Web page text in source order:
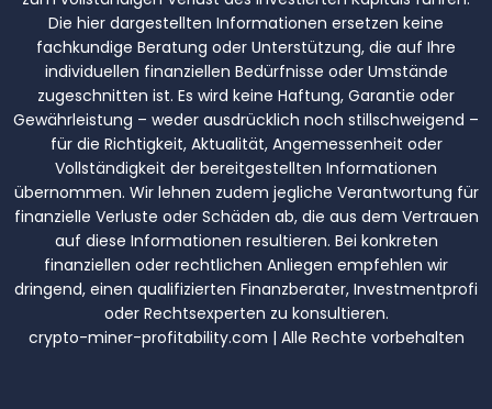
Die hier dargestellten Informationen ersetzen keine
fachkundige Beratung oder Unterstützung, die auf Ihre
individuellen finanziellen Bedürfnisse oder Umstände
zugeschnitten ist. Es wird keine Haftung, Garantie oder
Gewährleistung – weder ausdrücklich noch stillschweigend –
für die Richtigkeit, Aktualität, Angemessenheit oder
Vollständigkeit der bereitgestellten Informationen
übernommen. Wir lehnen zudem jegliche Verantwortung für
finanzielle Verluste oder Schäden ab, die aus dem Vertrauen
auf diese Informationen resultieren. Bei konkreten
finanziellen oder rechtlichen Anliegen empfehlen wir
dringend, einen qualifizierten Finanzberater, Investmentprofi
oder Rechtsexperten zu konsultieren.
crypto-miner-profitability.com | Alle Rechte vorbehalten